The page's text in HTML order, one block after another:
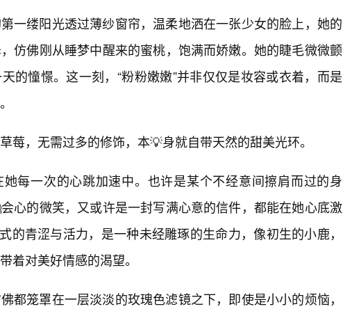
一缕阳光透过薄纱窗帘，温柔地洒在一张少女的脸上，她的
仿佛刚从睡梦中醒来的蜜桃，饱满而娇嫩。她的睫毛微微颤
的憧憬。这一刻，“粉粉嫩嫩”并非仅仅是妆容或衣着，而是
莓，无需过多的修饰，本💡身就自带天然的甜美光环。
每一次的心跳加速中。也许是某个不经意间擦肩而过的身
心的微笑，又或许是一封写满心意的信件，都能在她心底激
的青涩与活力，是一种未经雕琢的生命力，像初生的小鹿，
着对美好情感的渴望。
都笼罩在一层淡淡的玫瑰色滤镜之下，即使是小小的烦恼，